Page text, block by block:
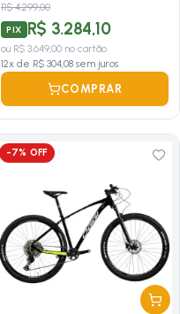
R$ 4.299,00
PIX R$ 3.284,10
ou R$ 3.649,00 no cartão
12x de R$ 304,08 sem juros
COMPRAR
-7% OFF